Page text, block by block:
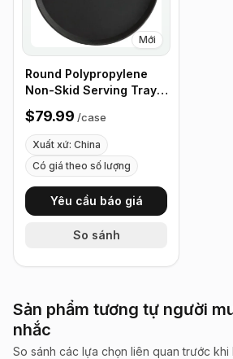
Mới
Round Polypropylene
Non-Skid Serving Tray,
16" Black - Case of 12
$79.99 /case
Xuất xứ: China
Có giá theo số lượng
Yêu cầu báo giá
So sánh
Sản phẩm tương tự người
nhắc
So sánh các lựa chọn liên quan trước khi